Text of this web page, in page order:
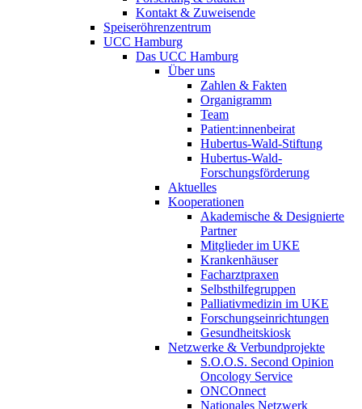
Kontakt & Zuweisende
Speiseröhrenzentrum
UCC Hamburg
Das UCC Hamburg
Über uns
Zahlen & Fakten
Organigramm
Team
Patient:innenbeirat
Hubertus-Wald-Stiftung
Hubertus-Wald-
Forschungsförderung
Aktuelles
Kooperationen
Akademische & Designierte
Partner
Mitglieder im UKE
Krankenhäuser
Facharztpraxen
Selbsthilfegruppen
Palliativmedizin im UKE
Forschungseinrichtungen
Gesundheitskiosk
Netzwerke & Verbundprojekte
S.O.O.S. Second Opinion
Oncology Service
ONCOnnect
Nationales Netzwerk